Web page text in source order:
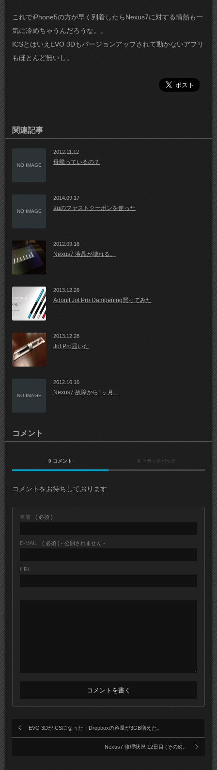
これでiPhone5の方が早く到着したらNexus7に対する情熱も一
気に冷めちゃうんだろうな。。
ICSとはいえEVO 3Dもバージョンアップされて動かないアプリ
もほとんど無いし。
関連記事
NO IMAGE
2012.11.12
母艦っているの？
NO IMAGE
2014.09.17
auのファストクーポンを使った
2012.09.16
Nexus7 液晶が壊れる。
2013.12.26
Adonit Jot Pro Dampening買ってみた
2013.12.28
Jot Pro届いた
NO IMAGE
2012.10.16
Nexus7 故障から1ヶ月。
コメント
0 コメント 0 トラックバック
コメントをお待ちしております
名前 ( 必須 )
E-MAIL ( 必須 ) - 公開されません -
URL
EVO 3DがICSになった・Dropboxの容量が3GB増えた。
Nexus7 修理状況 12日目 (その8)。